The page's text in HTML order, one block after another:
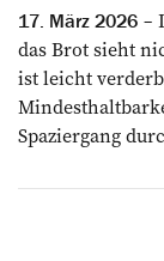
17. März 2026
das Brot sieht
ist leicht
Spaziergang